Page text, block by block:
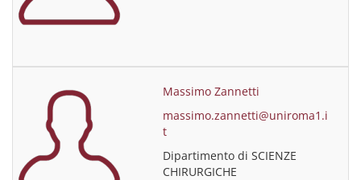
Massimo Zannetti
massimo.zannetti@uniroma1.i
t
Dipartimento di SCIENZE
CHIRURGICHE